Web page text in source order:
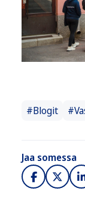
#Blogit
Jaa somessa